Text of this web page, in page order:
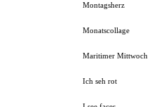
Montagsherz
Monatscollage
Maritimer Mittwoch
Ich seh rot